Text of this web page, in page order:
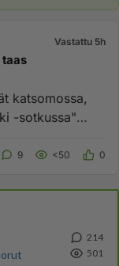
Vastattu 5h
katsomossa,
-sotkussa"
9 <50 0
214
501